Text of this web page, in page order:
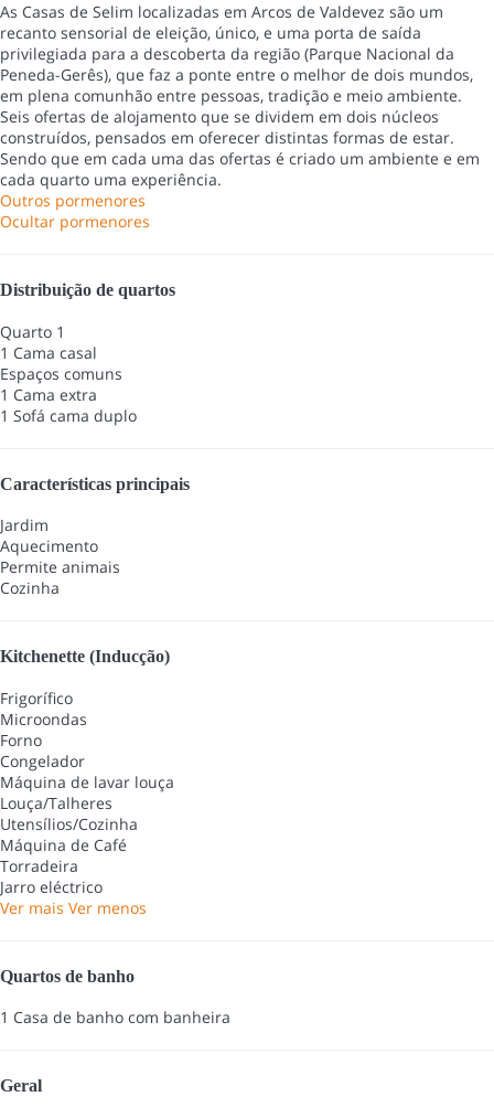
As Casas de Selim localizadas em Arcos de Valdevez são um
recanto sensorial de eleição, único, e uma porta de saída
privilegiada para a descoberta da região (Parque Nacional da
Peneda-Gerês), que faz a ponte entre o melhor de dois mundos,
em plena comunhão entre pessoas, tradição e meio ambiente.
Seis ofertas de alojamento que se dividem em dois núcleos
construídos, pensados em oferecer distintas formas de estar.
Sendo que em cada uma das ofertas é criado um ambiente e em
cada quarto uma experiência.
Outros pormenores
Ocultar pormenores
Distribuição de quartos
Quarto 1
1 Cama casal
Espaços comuns
1 Cama extra
1 Sofá cama duplo
Características principais
Jardim
Aquecimento
Permite animais
Cozinha
Kitchenette (Inducção)
Frigorífico
Microondas
Forno
Congelador
Máquina de lavar louça
Louça/Talheres
Utensílios/Cozinha
Máquina de Café
Torradeira
Jarro eléctrico
Ver mais Ver menos
Quartos de banho
1 Casa de banho com banheira
Geral